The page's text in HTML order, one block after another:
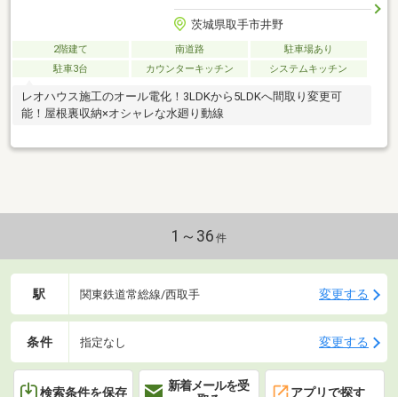
茨城県取手市井野
2階建て 南道路
駐車場あり
駐車3台
カウンターキッチン システムキッチン
レオハウス施工のオール電化！3LDKから5LDKへ間取り変更可
能！屋根裏収納×オシャレな水廻り動線
1～36 件
駅 関東鉄道常総線/西取手 変更する
条件 指定なし 変更する
検索条件を保存
新着メールを受
アプリで探す